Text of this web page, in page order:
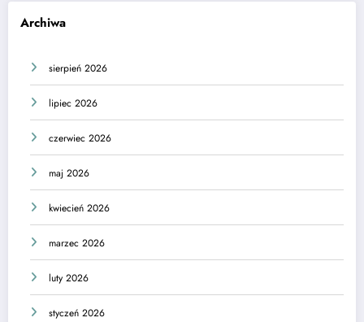
Archiwa
sierpień 2026
lipiec 2026
czerwiec 2026
maj 2026
kwiecień 2026
marzec 2026
luty 2026
styczeń 2026